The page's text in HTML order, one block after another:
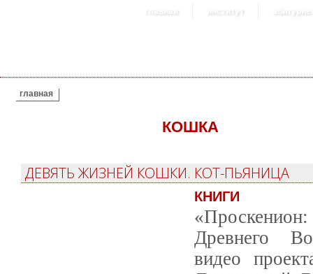
главная институт
ВЫ ЗДЕСЬ
главная
КОШКА
ДЕВЯТЬ ЖИЗНЕЙ КОШКИ. КОТ-ПЬЯНИЦА
КНИГИ
Древнего
видео